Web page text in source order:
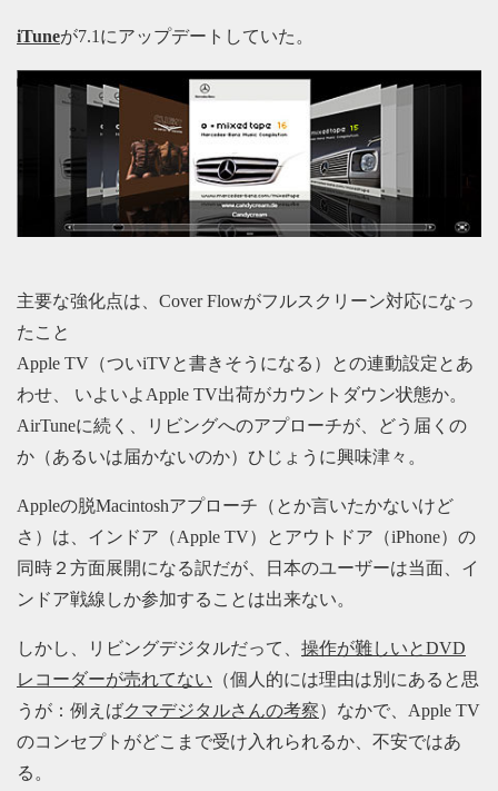
iTuneが7.1にアップデートしていた。
主要な強化点は、Cover Flowがフルスクリーン対応になっ
たこと
Apple TV（ついiTVと書きそうになる）との連動設定とあ
わせ、 いよいよApple TV出荷がカウントダウン状態か。
AirTuneに続く、リビングへのアプローチが、どう届くの
か（あるいは届かないのか）ひじょうに興味津々。
Appleの脱Macintoshアプローチ（とか言いたかないけど
さ）は、インドア（Apple TV）とアウトドア（iPhone）の
同時２方面展開になる訳だが、日本のユーザーは当面、イ
ンドア戦線しか参加することは出来ない。
しかし、リビングデジタルだって、 操作が難しいとDVD
レコーダーが売れてない （個人的には理由は別にあると思
うが：例えばクマデジタルさんの考察）なかで、Apple TV
のコンセプトがどこまで受け入れられるか、不安ではあ
る。